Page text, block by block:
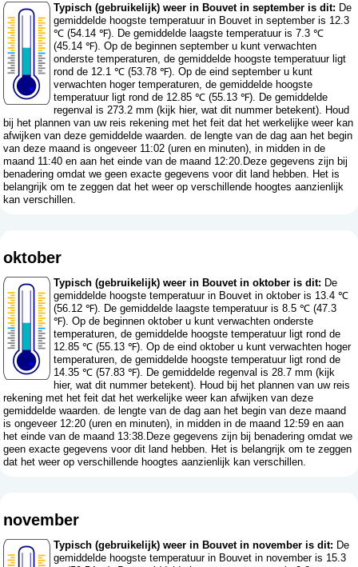
Typisch (gebruikelijk) weer in Bouvet in september is dit: De
gemiddelde hoogste temperatuur in Bouvet in september is 12.3
℃ (54.14 ℉). De gemiddelde laagste temperatuur is 7.3 ℃
(45.14 ℉). Op de beginnen september u kunt verwachten
onderste temperaturen, de gemiddelde hoogste temperatuur ligt
rond de 12.1 ℃ (53.78 ℉). Op de eind september u kunt
verwachten hoger temperaturen, de gemiddelde hoogste
temperatuur ligt rond de 12.85 ℃ (55.13 ℉). De gemiddelde
regenval is 273.2 mm (kijk hier, wat dit nummer betekent). Houd
bij het plannen van uw reis rekening met het feit dat het werkelijke weer kan
afwijken van deze gemiddelde waarden. de lengte van de dag aan het begin
van deze maand is ongeveer 11:02 (uren en minuten), in midden in de
maand 11:40 en aan het einde van de maand 12:20.Deze gegevens zijn bij
benadering omdat we geen exacte gegevens voor dit land hebben. Het is
belangrijk om te zeggen dat het weer op verschillende hoogtes aanzienlijk
kan verschillen.
oktober
Typisch (gebruikelijk) weer in Bouvet in oktober is dit: De
gemiddelde hoogste temperatuur in Bouvet in oktober is 13.4 ℃
(56.12 ℉). De gemiddelde laagste temperatuur is 8.5 ℃ (47.3
℉). Op de beginnen oktober u kunt verwachten onderste
temperaturen, de gemiddelde hoogste temperatuur ligt rond de
12.85 ℃ (55.13 ℉). Op de eind oktober u kunt verwachten hoger
temperaturen, de gemiddelde hoogste temperatuur ligt rond de
14.35 ℃ (57.83 ℉). De gemiddelde regenval is 28.7 mm (kijk
hier, wat dit nummer betekent). Houd bij het plannen van uw reis
rekening met het feit dat het werkelijke weer kan afwijken van deze
gemiddelde waarden. de lengte van de dag aan het begin van deze maand
is ongeveer 12:20 (uren en minuten), in midden in de maand 12:59 en aan
het einde van de maand 13:38.Deze gegevens zijn bij benadering omdat we
geen exacte gegevens voor dit land hebben. Het is belangrijk om te zeggen
dat het weer op verschillende hoogtes aanzienlijk kan verschillen.
november
Typisch (gebruikelijk) weer in Bouvet in november is dit: De
gemiddelde hoogste temperatuur in Bouvet in november is 15.3